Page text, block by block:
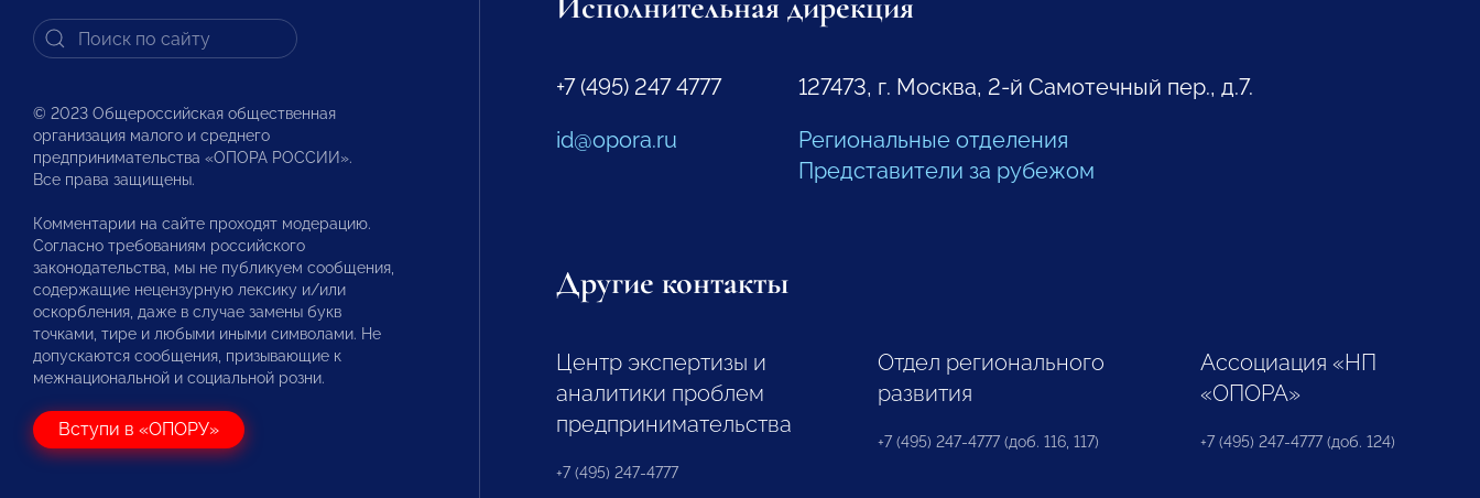
© 2023 Общероссийская общественная
организация малого и среднего
предпринимательства «ОПОРА РОССИИ».
Все права защищены.
Комментарии на сайте проходят модерацию.
Согласно требованиям российского
законодательства, мы не публикуем сообщения,
содержащие нецензурную лексику и/или
оскорбления, даже в случае замены букв
точками, тире и любыми иными символами. Не
допускаются сообщения, призывающие к
межнациональной и социальной розни.
Вступи в «ОПОРУ»
+7 (495) 247 4777
id@opora.ru
127473, г. Москва, 2-й Самотечный пер., д.7.
Региональные отделения
Представители за рубежом
Другие контакты
Центр экспертизы и
аналитики проблем
предпринимательства
+7 (495) 247-4777
Отдел регионального
развития
+7 (495) 247-4777 (доб. 116, 117)
Ассоциация «НП
«ОПОРА»
+7 (495) 247-4777 (доб. 124)